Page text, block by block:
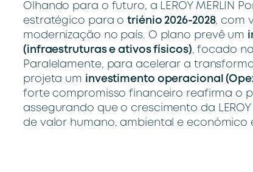
Olhando para o futuro, a LEROY MERLIN
estratégico para otriénio 2026-2028, com
modernização no país. O plano prevê um
(infraestruturas e ativos físicos), focado
Paralelamente, para acelerar a
projeta um investimento operacional
forte compromisso financeiro reafirma o
assegurando que o crescimento da
de valor humano, ambiental e económico